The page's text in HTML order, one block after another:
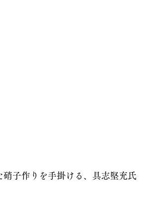
子作りを手掛ける、具志堅充氏